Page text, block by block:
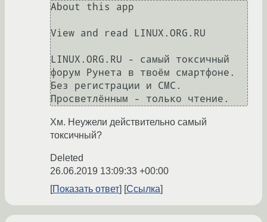
About this app
View and read LINUX.ORG.RU
LINUX.ORG.RU - самый токсичный
форум Рунета в твоём смартфоне.
Без регистрации и СМС.
Хм. Неужели действительно самый
токсичный?
Deleted
26.06.2019 13:09:33 +00:00
Показать ответ
Ссылка